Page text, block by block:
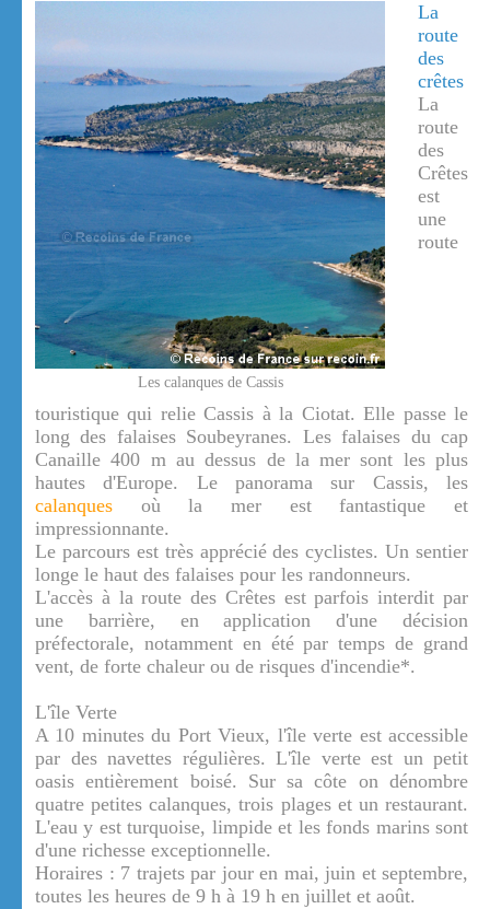
Les calanques de Cassis
La
route
des
crêtes
La
route
des
Crêtes
est
une
route
touristique qui relie Cassis à la Ciotat. Elle passe le
long des falaises Soubeyranes. Les falaises du cap
Canaille 400 m au dessus de la mer sont les plus
hautes d'Europe. Le panorama sur Cassis, les
calanques où la mer est fantastique et
impressionnante.
Le parcours est très apprécié des cyclistes. Un sentier
longe le haut des falaises pour les randonneurs.
L'accès à la route des Crêtes est parfois interdit par
une barrière, en application d'une décision
préfectorale, notamment en été par temps de grand
vent, de forte chaleur ou de risques d'incendie*.
L'île Verte
A 10 minutes du Port Vieux, l'île verte est accessible
par des navettes régulières. L'île verte est un petit
oasis entièrement boisé. Sur sa côte on dénombre
quatre petites calanques, trois plages et un restaurant.
L'eau y est turquoise, limpide et les fonds marins sont
d'une richesse exceptionnelle.
Horaires : 7 trajets par jour en mai, juin et septembre,
toutes les heures de 9 h à 19 h en juillet et août.